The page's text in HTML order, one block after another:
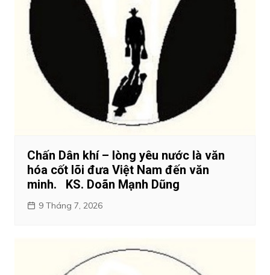
Chấn Dân khí – lòng yêu nước là văn
hóa cốt lõi đưa Việt Nam đến văn
minh. KS. Doãn Mạnh Dũng
9 Tháng 7, 2026